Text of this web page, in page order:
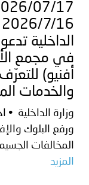
الداخلية
في مجمع
أفنيو)
والخدمات
وزارة الداخلية •
ورفع البلوك
المخالفات
المزيد